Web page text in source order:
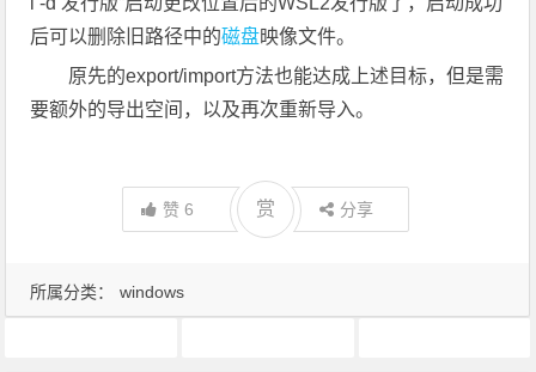
后可以删除旧路径中的磁盘映像文件。
原先的export/import方法也能达成上述目标，但是需
要额外的导出空间，以及再次重新导入。
赞6 赏 分享
所属分类： windows